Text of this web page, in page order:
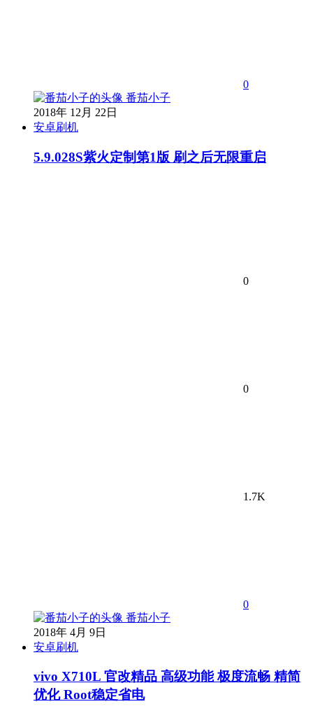
0
番茄小子
2018年 12月 22日
安卓刷机
5.9.028S紫火定制第1版 刷之后无限重启
0
0
1.7K
0
番茄小子
2018年 4月 9日
安卓刷机
vivo X710L 官改精品 高级功能 极度流畅 精简
优化 Root稳定省电